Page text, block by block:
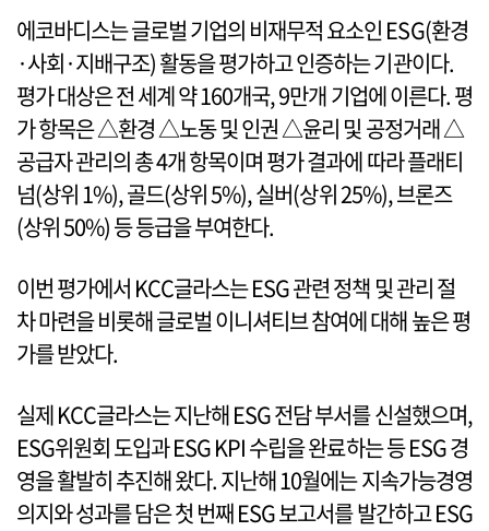
에코바디스는 글로벌 기업의 비재무적 요소인 ESG(환경
·사회·지배구조) 활동을 평가하고 인증하는 기관이다.
평가 대상은 전 세계 약 160개국, 9만개 기업에 이른다. 평
가 항목은 △환경 △노동 및 인권 △윤리 및 공정거래 △
공급자 관리의 총 4개 항목이며 평가 결과에 따라 플래티
넘(상위 1%), 골드(상위 5%), 실버(상위 25%), 브론즈
(상위 50%) 등 등급을 부여한다.
이번 평가에서 KCC글라스는 ESG 관련 정책 및 관리 절
차 마련을 비롯해 글로벌 이니셔티브 참여에 대해 높은 평
가를 받았다.
실제 KCC글라스는 지난해 ESG 전담 부서를 신설했으며,
ESG위원회 도입과 ESG KPI 수립을 완료하는 등 ESG 경
영을 활발히 추진해 왔다. 지난해 10월에는 지속가능경영
의지와 성과를 담은 첫 번째 ESG 보고서를 발간하고 ESG